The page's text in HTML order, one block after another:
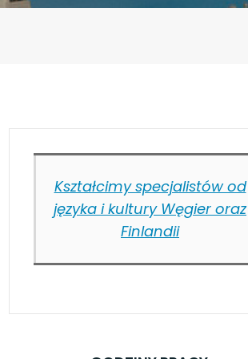
Kształcimy specjalistów od
języka i kultury Węgier oraz
Finlandii